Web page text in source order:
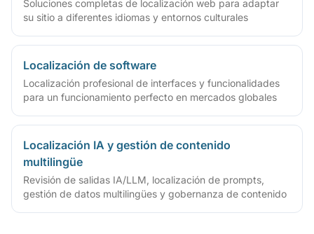
Soluciones completas de localización web para adaptar
su sitio a diferentes idiomas y entornos culturales
Localización de software
Localización profesional de interfaces y funcionalidades
para un funcionamiento perfecto en mercados globales
Localización IA y gestión de contenido
multilingüe
Revisión de salidas IA/LLM, localización de prompts,
gestión de datos multilingües y gobernanza de contenido